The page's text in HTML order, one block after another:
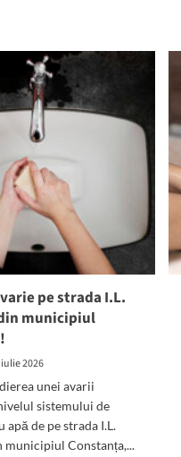
pe strada I.L.
municipiul
iulie 2026
unei avarii
sistemului de
apă de pe strada I.L.
municipiul Constanța,...